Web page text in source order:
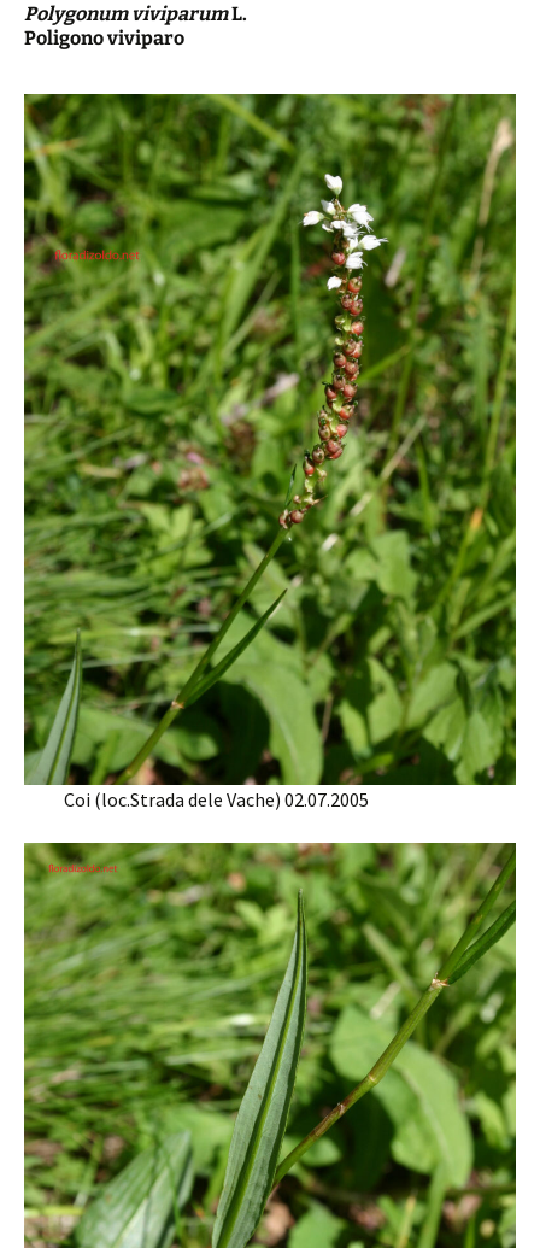
Polygonum viviparumL.
Poligono viviparo
Coi (loc.Strada dele Vache) 02.07.2005